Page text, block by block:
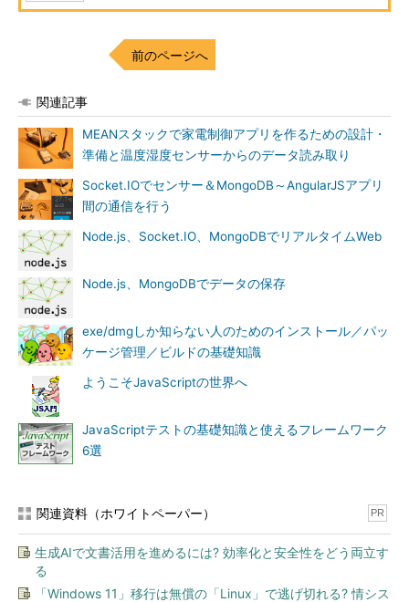
前のページへ
関連記事
MEANスタックで家電制御アプリを作るための設計・
準備と温度湿度センサーからのデータ読み取り
Socket.IOでセンサー＆MongoDB～AngularJSアプリ
間の通信を行う
Node.js、Socket.IO、MongoDBでリアルタイムWeb
Node.js、MongoDBでデータの保存
exe/dmgしか知らない人のためのインストール／パッ
ケージ管理／ビルドの基礎知識
ようこそJavaScriptの世界へ
JavaScriptテストの基礎知識と使えるフレームワーク
6選
関連資料（ホワイトペーパー） PR
生成AIで文書活用を進めるには? 効率化と安全性をどう両立す
る
「Windows 11」移行は無償の「Linux」で逃げ切れる? 情シス